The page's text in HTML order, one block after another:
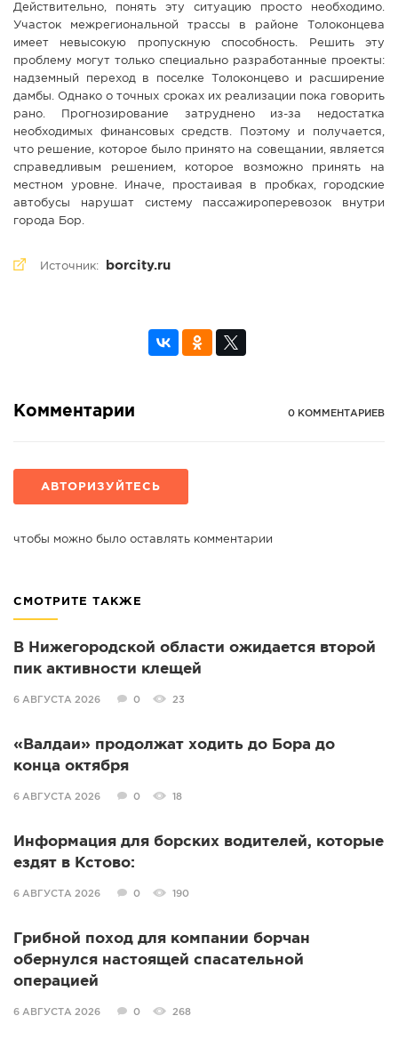
Действительно, понять эту ситуацию просто необходимо.
Участок межрегиональной трассы в районе Толоконцева
имеет невысокую пропускную способность. Решить эту
проблему могут только специально разработанные проекты:
надземный переход в поселке Толоконцево и расширение
дамбы. Однако о точных сроках их реализации пока говорить
рано. Прогнозирование затруднено из-за недостатка
необходимых финансовых средств. Поэтому и получается,
что решение, которое было принято на совещании, является
справедливым решением, которое возможно принять на
местном уровне. Иначе, простаивая в пробках, городские
автобусы нарушат систему пассажироперевозок внутри
города Бор.
Источник: borcity.ru
Комментарии 0 КОММЕНТАРИЕВ
АВТОРИЗУЙТЕСЬ
чтобы можно было оставлять комментарии
СМОТРИТЕ ТАКЖЕ
В Нижегородской области ожидается второй
пик активности клещей
6 АВГУСТА 2026 0 23
«Валдаи» продолжат ходить до Бора до
конца октября
6 АВГУСТА 2026 0 18
Информация для борских водителей, которые
ездят в Кстово:
6 АВГУСТА 2026 0 190
Грибной поход для компании борчан
обернулся настоящей спасательной
операцией
6 АВГУСТА 2026 0 268